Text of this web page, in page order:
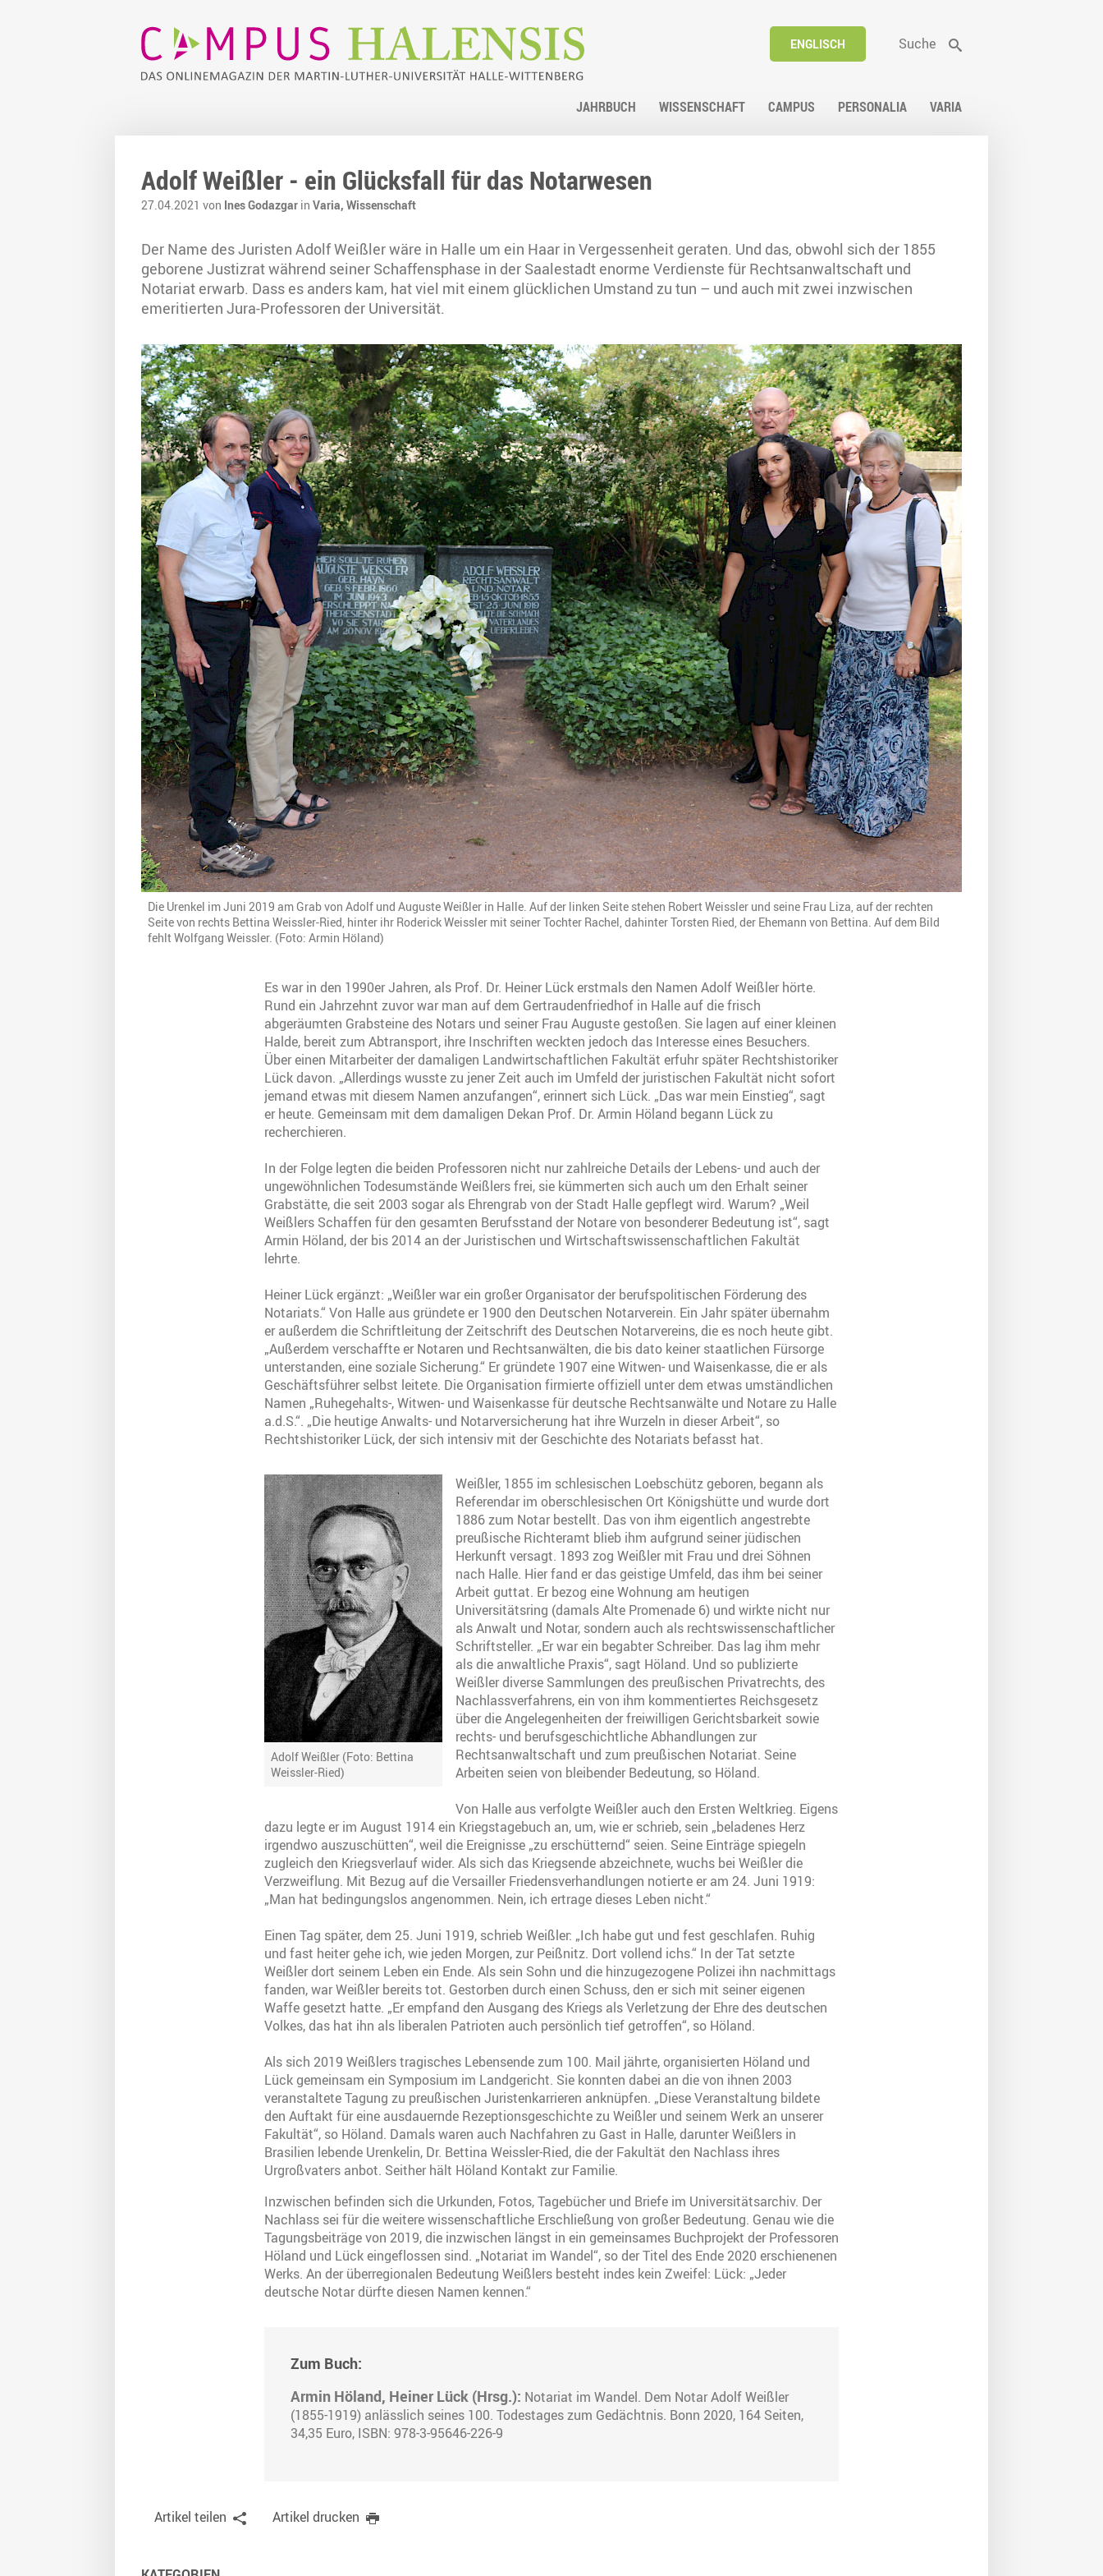
ENGLISCH Suche
JAHRBUCH WISSENSCHAFT CAMPUS PERSONALIA VARIA
Adolf Weißler - ein Glücksfall für das Notarwesen
27.04.2021 von Ines Godazgar in Varia, Wissenschaft
Der Name des Juristen Adolf Weißler wäre in Halle um ein Haar in Vergessenheit geraten. Und das, obwohl sich der 1855
geborene Justizrat während seiner Schaffensphase in der Saalestadt enorme Verdienste für Rechtsanwaltschaft und
Notariat erwarb. Dass es anders kam, hat viel mit einem glücklichen Umstand zu tun – und auch mit zwei inzwischen
emeritierten Jura-Professoren der Universität.
Die Urenkel im Juni 2019 am Grab von Adolf und Auguste Weißler in Halle. Auf der linken Seite stehen Robert Weissler und seine Frau Liza, auf der rechten
Seite von rechts Bettina Weissler-Ried, hinter ihr Roderick Weissler mit seiner Tochter Rachel, dahinter Torsten Ried, der Ehemann von Bettina. Auf dem Bild
fehlt Wolfgang Weissler. (Foto: Armin Höland)
Es war in den 1990er Jahren, als Prof. Dr. Heiner Lück erstmals den Namen Adolf Weißler hörte.
Rund ein Jahrzehnt zuvor war man auf dem Gertraudenfriedhof in Halle auf die frisch
abgeräumten Grabsteine des Notars und seiner Frau Auguste gestoßen. Sie lagen auf einer kleinen
Halde, bereit zum Abtransport, ihre Inschriften weckten jedoch das Interesse eines Besuchers.
Über einen Mitarbeiter der damaligen Landwirtschaftlichen Fakultät erfuhr später Rechtshistoriker
Lück davon. „Allerdings wusste zu jener Zeit auch im Umfeld der juristischen Fakultät nicht sofort
jemand etwas mit diesem Namen anzufangen“, erinnert sich Lück. „Das war mein Einstieg“, sagt
er heute. Gemeinsam mit dem damaligen Dekan Prof. Dr. Armin Höland begann Lück zu
recherchieren.
In der Folge legten die beiden Professoren nicht nur zahlreiche Details der Lebens- und auch der
ungewöhnlichen Todesumstände Weißlers frei, sie kümmerten sich auch um den Erhalt seiner
Grabstätte, die seit 2003 sogar als Ehrengrab von der Stadt Halle gepflegt wird. Warum? „Weil
Weißlers Schaffen für den gesamten Berufsstand der Notare von besonderer Bedeutung ist“, sagt
Armin Höland, der bis 2014 an der Juristischen und Wirtschaftswissenschaftlichen Fakultät
lehrte.
Heiner Lück ergänzt: „Weißler war ein großer Organisator der berufspolitischen Förderung des
Notariats.“ Von Halle aus gründete er 1900 den Deutschen Notarverein. Ein Jahr später übernahm
er außerdem die Schriftleitung der Zeitschrift des Deutschen Notarvereins, die es noch heute gibt.
„Außerdem verschaffte er Notaren und Rechtsanwälten, die bis dato keiner staatlichen Fürsorge
unterstanden, eine soziale Sicherung.“ Er gründete 1907 eine Witwen- und Waisenkasse, die er als
Geschäftsführer selbst leitete. Die Organisation firmierte offiziell unter dem etwas umständlichen
Namen „Ruhegehalts-, Witwen- und Waisenkasse für deutsche Rechtsanwälte und Notare zu Halle
a.d.S.“. „Die heutige Anwalts- und Notarversicherung hat ihre Wurzeln in dieser Arbeit“, so
Rechtshistoriker Lück, der sich intensiv mit der Geschichte des Notariats befasst hat.
Adolf Weißler (Foto: Bettina
Weissler-Ried)
Weißler, 1855 im schlesischen Loebschütz geboren, begann als
Referendar im oberschlesischen Ort Königshütte und wurde dort
1886 zum Notar bestellt. Das von ihm eigentlich angestrebte
preußische Richteramt blieb ihm aufgrund seiner jüdischen
Herkunft versagt. 1893 zog Weißler mit Frau und drei Söhnen
nach Halle. Hier fand er das geistige Umfeld, das ihm bei seiner
Arbeit guttat. Er bezog eine Wohnung am heutigen
Universitätsring (damals Alte Promenade 6) und wirkte nicht nur
als Anwalt und Notar, sondern auch als rechtswissenschaftlicher
Schriftsteller. „Er war ein begabter Schreiber. Das lag ihm mehr
als die anwaltliche Praxis“, sagt Höland. Und so publizierte
Weißler diverse Sammlungen des preußischen Privatrechts, des
Nachlassverfahrens, ein von ihm kommentiertes Reichsgesetz
über die Angelegenheiten der freiwilligen Gerichtsbarkeit sowie
rechts- und berufsgeschichtliche Abhandlungen zur
Rechtsanwaltschaft und zum preußischen Notariat. Seine
Arbeiten seien von bleibender Bedeutung, so Höland.
Von Halle aus verfolgte Weißler auch den Ersten Weltkrieg. Eigens
dazu legte er im August 1914 ein Kriegstagebuch an, um, wie er schrieb, sein „beladenes Herz
irgendwo auszuschütten“, weil die Ereignisse „zu erschütternd“ seien. Seine Einträge spiegeln
zugleich den Kriegsverlauf wider. Als sich das Kriegsende abzeichnete, wuchs bei Weißler die
Verzweiflung. Mit Bezug auf die Versailler Friedensverhandlungen notierte er am 24. Juni 1919:
„Man hat bedingungslos angenommen. Nein, ich ertrage dieses Leben nicht.“
Einen Tag später, dem 25. Juni 1919, schrieb Weißler: „Ich habe gut und fest geschlafen. Ruhig
und fast heiter gehe ich, wie jeden Morgen, zur Peißnitz. Dort vollend ichs.“ In der Tat setzte
Weißler dort seinem Leben ein Ende. Als sein Sohn und die hinzugezogene Polizei ihn nachmittags
fanden, war Weißler bereits tot. Gestorben durch einen Schuss, den er sich mit seiner eigenen
Waffe gesetzt hatte. „Er empfand den Ausgang des Kriegs als Verletzung der Ehre des deutschen
Volkes, das hat ihn als liberalen Patrioten auch persönlich tief getroffen“, so Höland.
Als sich 2019 Weißlers tragisches Lebensende zum 100. Mail jährte, organisierten Höland und
Lück gemeinsam ein Symposium im Landgericht. Sie konnten dabei an die von ihnen 2003
veranstaltete Tagung zu preußischen Juristenkarrieren anknüpfen. „Diese Veranstaltung bildete
den Auftakt für eine ausdauernde Rezeptionsgeschichte zu Weißler und seinem Werk an unserer
Fakultät“, so Höland. Damals waren auch Nachfahren zu Gast in Halle, darunter Weißlers in
Brasilien lebende Urenkelin, Dr. Bettina Weissler-Ried, die der Fakultät den Nachlass ihres
Urgroßvaters anbot. Seither hält Höland Kontakt zur Familie.
Inzwischen befinden sich die Urkunden, Fotos, Tagebücher und Briefe im Universitätsarchiv. Der
Nachlass sei für die weitere wissenschaftliche Erschließung von großer Bedeutung. Genau wie die
Tagungsbeiträge von 2019, die inzwischen längst in ein gemeinsames Buchprojekt der Professoren
Höland und Lück eingeflossen sind. „Notariat im Wandel“, so der Titel des Ende 2020 erschienenen
Werks. An der überregionalen Bedeutung Weißlers besteht indes kein Zweifel: Lück: „Jeder
deutsche Notar dürfte diesen Namen kennen.“
Zum Buch:
Armin Höland, Heiner Lück (Hrsg.): Notariat im Wandel. Dem Notar Adolf Weißler
(1855-1919) anlässlich seines 100. Todestages zum Gedächtnis. Bonn 2020, 164 Seiten,
34,35 Euro, ISBN: 978-3-95646-226-9
Artikel teilen Artikel drucken